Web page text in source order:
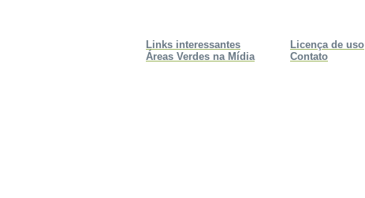
Licença de uso
Contato
Links interessantes
Áreas Verdes na Mídia